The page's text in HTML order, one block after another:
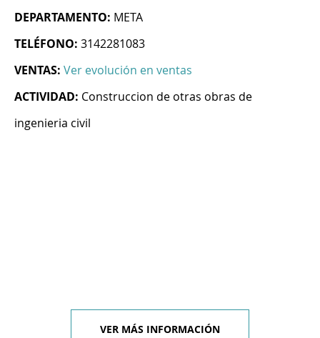
DEPARTAMENTO: META
TELÉFONO: 3142281083
VENTAS: Ver evolución en ventas
ACTIVIDAD: Construccion de otras obras de
ingenieria civil
VER MÁS INFORMACIÓN